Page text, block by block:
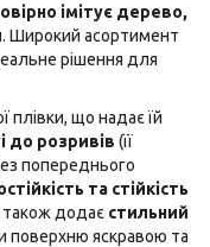
імітує дерево,
Широкий асортимент
рішення для
плівки, що надає їй
до розривів (її
попереднього
та стійкість
також додає стильний
поверхню яскравою та